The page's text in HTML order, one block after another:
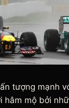
tượng mạnh
hâm mộ bởi